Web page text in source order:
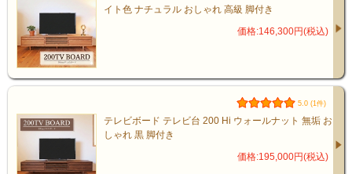
イト色 ナチュラル おしゃれ 高級 脚付き
価格:146,300円(税込)
5.0 (1件)
テレビボード テレビ台 200 Hi ウォールナット 無垢 お
しゃれ 黒 脚付き
価格:195,000円(税込)